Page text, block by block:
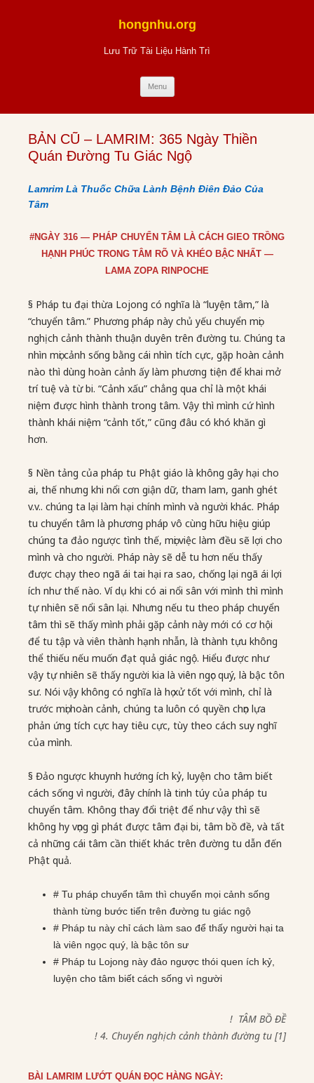
hongnhu.org
Lưu Trữ Tài Liệu Hành Trì
Menu
BẢN CŨ – LAMRIM: 365 Ngày Thiền
Quán Đường Tu Giác Ngộ
Lamrim Là Thuốc Chữa Lành Bệnh Điên Đảo Của
Tâm
#NGÀY 316 — PHÁP CHUYỂN TÂM LÀ CÁCH GIEO TRỒNG
HẠNH PHÚC TRONG TÂM RÕ VÀ KHÉO BẬC NHẤT —
LAMA ZOPA RINPOCHE
§ Pháp tu đại thừa Lojong có nghĩa là “luyện tâm,” là
“chuyển tâm.” Phương pháp này chủ yếu chuyển mọi
nghịch cảnh thành thuận duyên trên đường tu. Chúng ta
nhìn mọi cảnh sống bằng cái nhìn tích cực, gặp hoàn cảnh
nào thì dùng hoàn cảnh ấy làm phương tiện để khai mở
trí tuệ và từ bi. “Cảnh xấu” chẳng qua chỉ là một khái
niệm được hình thành trong tâm. Vậy thì mình cứ hình
thành khái niệm “cảnh tốt,” cũng đâu có khó khăn gì
hơn.
§ Nền tảng của pháp tu Phật giáo là không gây hại cho
ai, thế nhưng khi nổi cơn giận dữ, tham lam, ganh ghét
v.v.. chúng ta lại làm hại chính mình và người khác. Pháp
tu chuyển tâm là phương pháp vô cùng hữu hiệu giúp
chúng ta đảo ngược tình thế, mọi việc làm đều sẽ lợi cho
mình và cho người. Pháp này sẽ dễ tu hơn nếu thấy
được chạy theo ngã ái tai hại ra sao, chống lại ngã ái lợi
ích như thế nào. Ví dụ khi có ai nổi sân với mình thì mình
tự nhiên sẽ nổi sân lại. Nhưng nếu tu theo pháp chuyển
tâm thì sẽ thấy mình phải gặp cảnh này mới có cơ hội
để tu tập và viên thành hạnh nhẫn, là thành tựu không
thể thiếu nếu muốn đạt quả giác ngộ. Hiểu được như
vậy tự nhiên sẽ thấy người kia là viên ngọc quý, là bậc tôn
sư. Nói vậy không có nghĩa là họ xử tốt với mình, chỉ là
trước mọi hoàn cảnh, chúng ta luôn có quyền chọn lựa
phản ứng tích cực hay tiêu cực, tùy theo cách suy nghĩ
của mình.
§ Đảo ngược khuynh hướng ích kỷ, luyện cho tâm biết
cách sống vì người, đây chính là tinh túy của pháp tu
chuyển tâm. Không thay đổi triệt để như vậy thì sẽ
không hy vọng gì phát được tâm đại bi, tâm bồ đề, và tất
cả những cái tâm cần thiết khác trên đường tu dẫn đến
Phật quả.
# Tu pháp chuyển tâm thì chuyển mọi cảnh sống
thành từng bước tiến trên đường tu giác ngộ
# Pháp tu này chỉ cách làm sao để thấy người hại ta
là viên ngọc quý, là bậc tôn sư
# Pháp tu Lojong này đảo ngược thói quen ích kỷ,
luyện cho tâm biết cách sống vì người
! TÂM BỒ ĐỀ
! 4. Chuyển nghịch cảnh thành đường tu [1]
BÀI LAMRIM LƯỚT QUÁN ĐỌC HÀNG NGÀY: